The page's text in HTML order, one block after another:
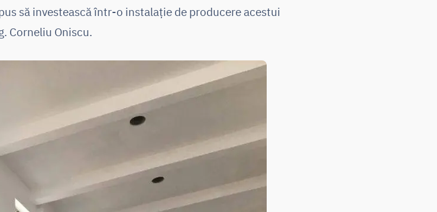
să investească într-o instalație de producere acestui
Corneliu Oniscu.